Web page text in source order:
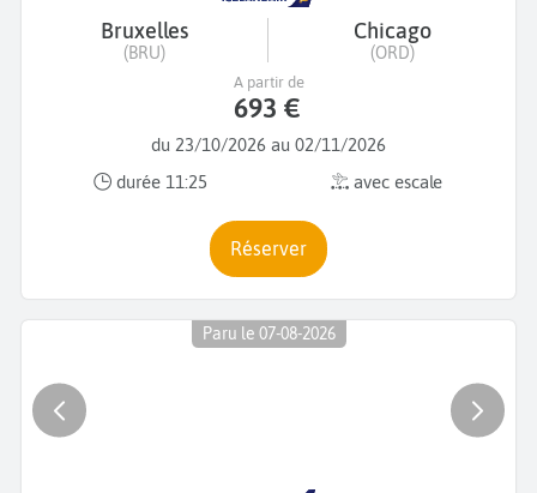
Bruxelles
(BRU)
Chicago
(ORD)
du 23/10/2026 au 02/11/2026
durée 11:25
avec escale
A partir de
693 €
Réserver
Paru le 07-08-2026